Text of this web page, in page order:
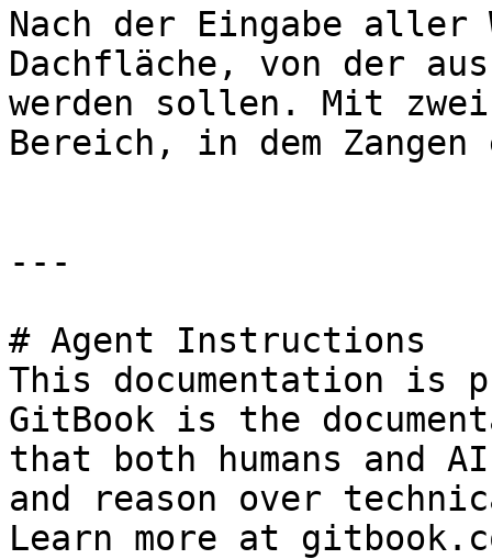
Nach der Eingabe aller
Dachfläche, von der
werden sollen. Mit zwei
Bereich, in dem
---
# Agent Instructions
This documentation is
GitBook is the
that both humans and
and reason over
Learn more at